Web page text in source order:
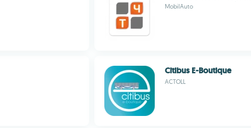
MobilAuto
Citibus E-Boutique
ACTOLL